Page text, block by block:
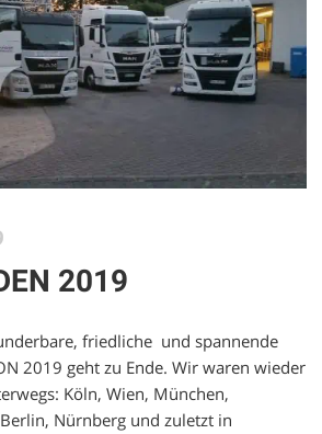
2019
friedliche und spannende
2019 geht zu Ende. Wir waren wieder
Köln, Wien, München,
Nürnberg und zuletzt in